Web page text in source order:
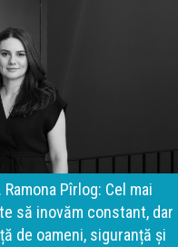
Pîrlog: Cel mai
inovăm constant, dar
oameni, siguranță și